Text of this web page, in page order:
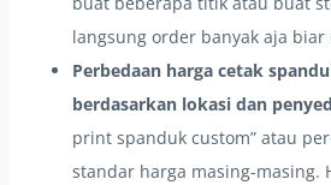
langsung order banyak aja biar
Perbedaan harga cetak
berdasarkan lokasi dan
print spanduk custom” atau
standar harga masing-masing.